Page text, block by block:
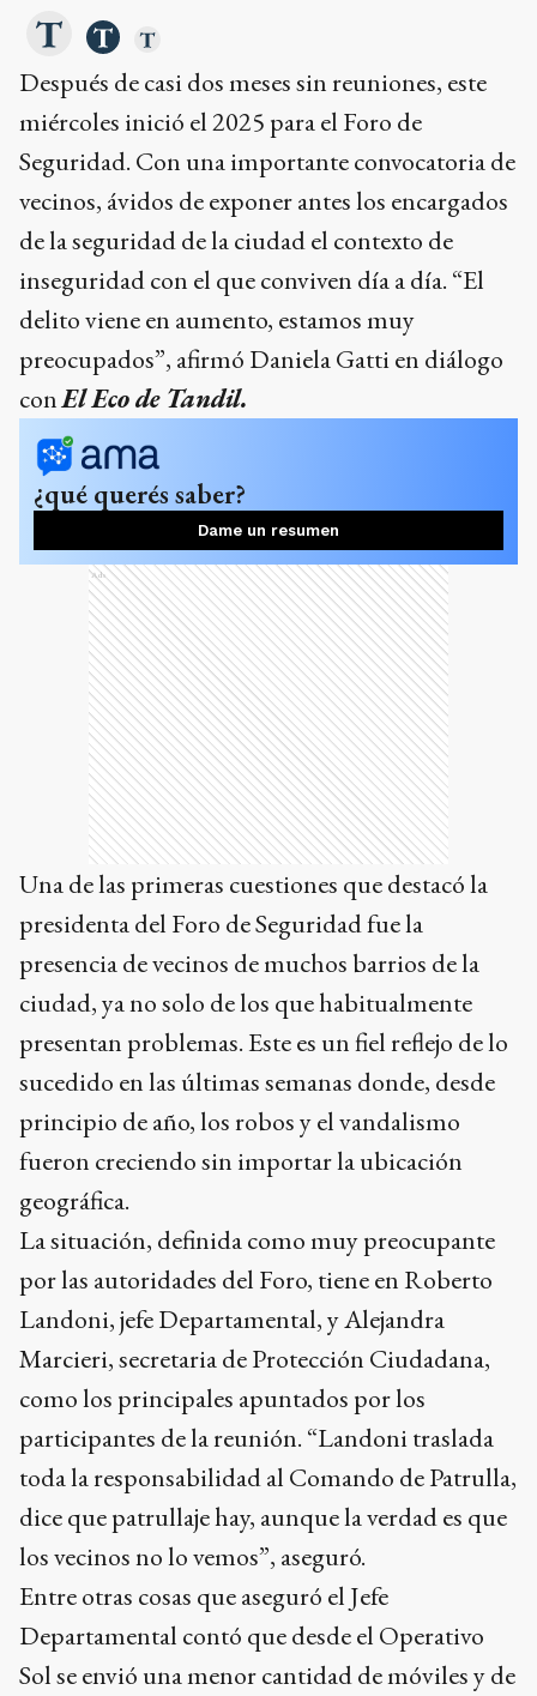
Después de casi dos meses sin reuniones, este
miércoles inició el 2025 para el Foro de
Seguridad. Con una importante convocatoria de
vecinos, ávidos de exponer antes los encargados
de la seguridad de la ciudad el contexto de
inseguridad con el que conviven día a día. “El
delito viene en aumento, estamos muy
preocupados”, afirmó Daniela Gatti en diálogo
conEl Eco de Tandil.
¿qué querés saber?
Dame un resumen
Ads
Una de las primeras cuestiones que destacó la
presidenta del Foro de Seguridad fue la
presencia de vecinos de muchos barrios de la
ciudad, ya no solo de los que habitualmente
presentan problemas. Este es un fiel reflejo de lo
sucedido en las últimas semanas donde, desde
principio de año, los robos y el vandalismo
fueron creciendo sin importar la ubicación
geográfica.
La situación, definida como muy preocupante
por las autoridades del Foro, tiene en Roberto
Landoni, jefe Departamental, y Alejandra
Marcieri, secretaria de Protección Ciudadana,
como los principales apuntados por los
participantes de la reunión. “Landoni traslada
toda la responsabilidad al Comando de Patrulla,
dice que patrullaje hay, aunque la verdad es que
los vecinos no lo vemos”, aseguró.
Entre otras cosas que aseguró el Jefe
Departamental contó que desde el Operativo
Sol se envió una menor cantidad de móviles y de